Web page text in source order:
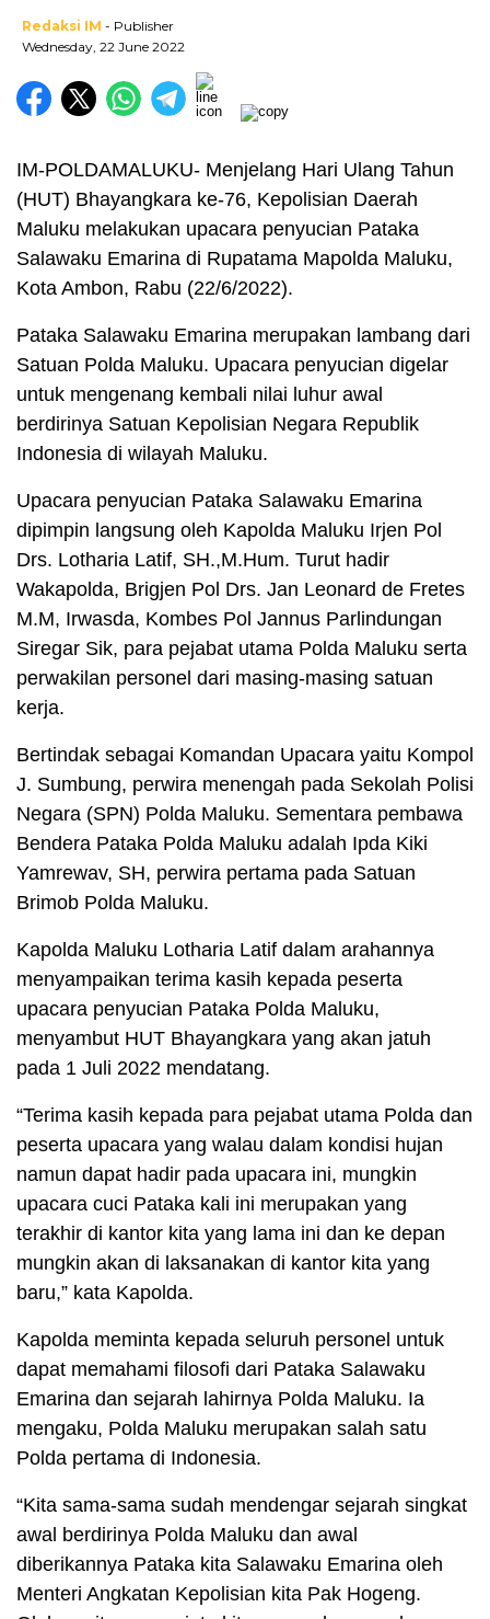
Redaksi IM - Publisher
Wednesday, 22 June 2022
IM-POLDAMALUKU- Menjelang Hari Ulang Tahun
(HUT) Bhayangkara ke-76, Kepolisian Daerah
Maluku melakukan upacara penyucian Pataka
Salawaku Emarina di Rupatama Mapolda Maluku,
Kota Ambon, Rabu (22/6/2022).
Pataka Salawaku Emarina merupakan lambang dari
Satuan Polda Maluku. Upacara penyucian digelar
untuk mengenang kembali nilai luhur awal
berdirinya Satuan Kepolisian Negara Republik
Indonesia di wilayah Maluku.
Upacara penyucian Pataka Salawaku Emarina
dipimpin langsung oleh Kapolda Maluku Irjen Pol
Drs. Lotharia Latif, SH.,M.Hum. Turut hadir
Wakapolda, Brigjen Pol Drs. Jan Leonard de Fretes
M.M, Irwasda, Kombes Pol Jannus Parlindungan
Siregar Sik, para pejabat utama Polda Maluku serta
perwakilan personel dari masing-masing satuan
kerja.
Bertindak sebagai Komandan Upacara yaitu Kompol
J. Sumbung, perwira menengah pada Sekolah Polisi
Negara (SPN) Polda Maluku. Sementara pembawa
Bendera Pataka Polda Maluku adalah Ipda Kiki
Yamrewav, SH, perwira pertama pada Satuan
Brimob Polda Maluku.
Kapolda Maluku Lotharia Latif dalam arahannya
menyampaikan terima kasih kepada peserta
upacara penyucian Pataka Polda Maluku,
menyambut HUT Bhayangkara yang akan jatuh
pada 1 Juli 2022 mendatang.
“Terima kasih kepada para pejabat utama Polda dan
peserta upacara yang walau dalam kondisi hujan
namun dapat hadir pada upacara ini, mungkin
upacara cuci Pataka kali ini merupakan yang
terakhir di kantor kita yang lama ini dan ke depan
mungkin akan di laksanakan di kantor kita yang
baru,” kata Kapolda.
Kapolda meminta kepada seluruh personel untuk
dapat memahami filosofi dari Pataka Salawaku
Emarina dan sejarah lahirnya Polda Maluku. Ia
mengaku, Polda Maluku merupakan salah satu
Polda pertama di Indonesia.
“Kita sama-sama sudah mendengar sejarah singkat
awal berdirinya Polda Maluku dan awal
diberikannya Pataka kita Salawaku Emarina oleh
Menteri Angkatan Kepolisian kita Pak Hogeng.